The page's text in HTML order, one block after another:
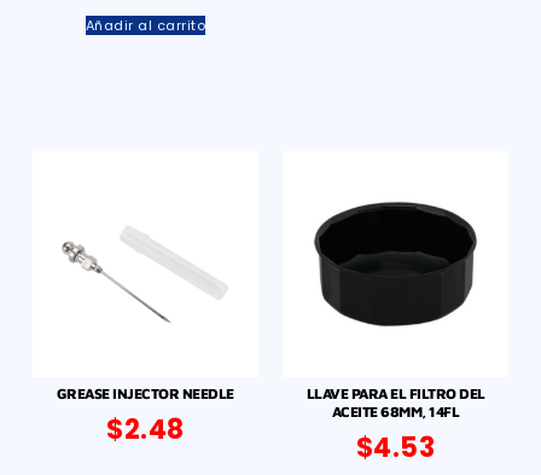
Añadir al carrito
GREASE INJECTOR NEEDLE
$2.48
LLAVE PARA EL FILTRO DEL
ACEITE 68MM, 14FL
$4.53